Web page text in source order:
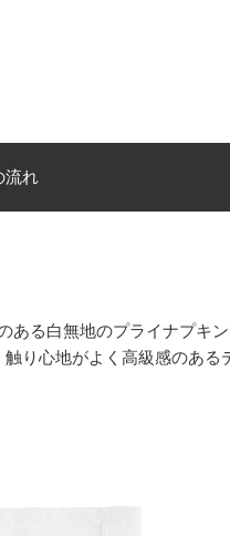
流れ
ある白無地のプライナプキン
り心地がよく高級感のある